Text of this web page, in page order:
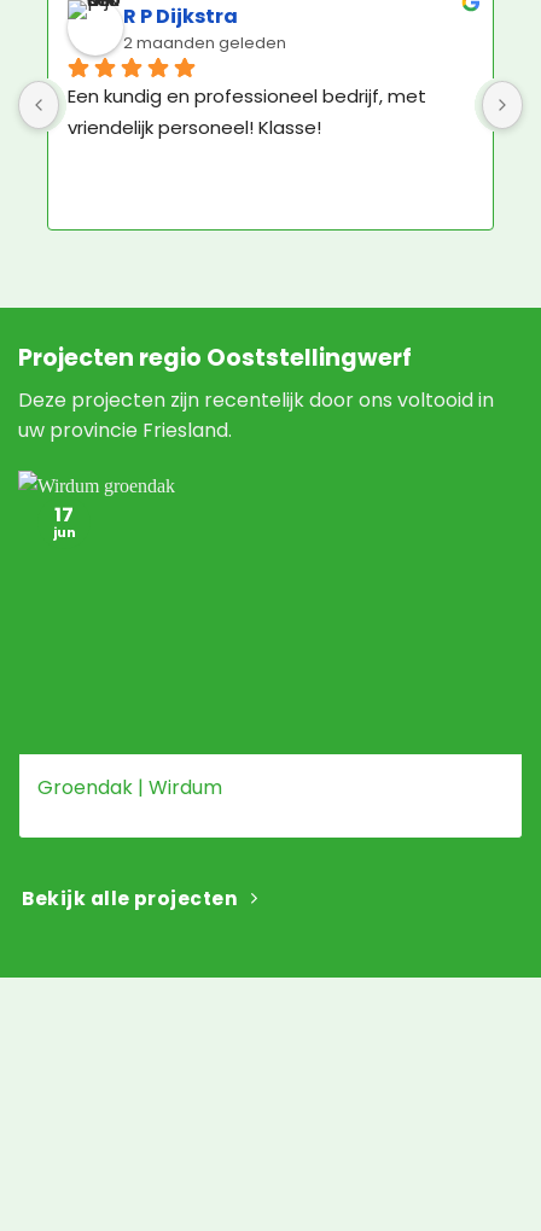
Jorin Hoogenboom
3 maanden geleden
Geweldige service en ruim voldoende
materiaal om het groene dak zelf aan te
Projecten regio Ooststellingwerf
Deze projecten zijn recentelijk door ons voltooid in
uw provincie Friesland.
Groendak | Wirdum
17
jun
Bekijk alle projecten